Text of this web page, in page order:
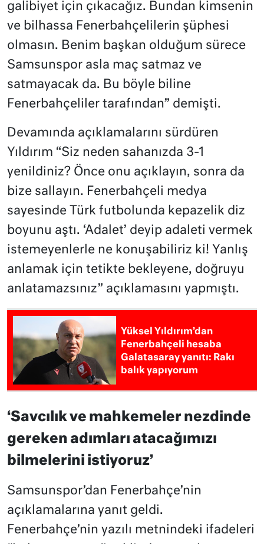
galibiyet için çıkacağız. Bundan kimsenin
ve bilhassa Fenerbahçelilerin şüphesi
olmasın. Benim başkan olduğum sürece
Samsunspor asla maç satmaz ve
satmayacak da. Bu böyle biline
Fenerbahçeliler tarafından” demişti.
Devamında açıklamalarını sürdüren
Yıldırım “Siz neden sahanızda 3-1
yenildiniz? Önce onu açıklayın, sonra da
bize sallayın. Fenerbahçeli medya
sayesinde Türk futbolunda kepazelik diz
boyunu aştı. ‘Adalet’ deyip adaleti vermek
istemeyenlerle ne konuşabiliriz ki! Yanlış
anlamak için tetikte bekleyene, doğruyu
anlatamazsınız” açıklamasını yapmıştı.
Yüksel Yıldırım’dan
Fenerbahçeli hesaba
Galatasaray yanıtı: Rakı
balık yapıyorum
‘Savcılık ve mahkemeler nezdinde
gereken adımları atacağımızı
bilmelerini istiyoruz’
Samsunspor’dan Fenerbahçe’nin
açıklamalarına yanıt geldi.
Fenerbahçe’nin yazılı metnindeki ifadeleri